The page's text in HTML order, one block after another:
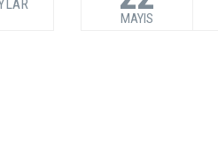
MAYIS